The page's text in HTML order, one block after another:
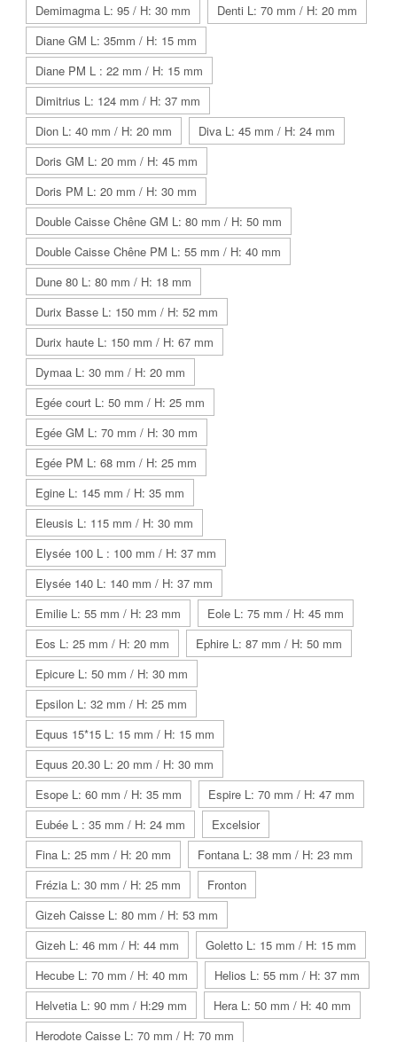
Demimagma L: 95 / H: 30 mm
Denti L: 70 mm / H: 20 mm
Diane GM L: 35mm / H: 15 mm
Diane PM L : 22 mm / H: 15 mm
Dimitrius L: 124 mm / H: 37 mm
Dion L: 40 mm / H: 20 mm
Diva L: 45 mm / H: 24 mm
Doris GM L: 20 mm / H: 45 mm
Doris PM L: 20 mm / H: 30 mm
Double Caisse Chêne GM L: 80 mm / H: 50 mm
Double Caisse Chêne PM L: 55 mm / H: 40 mm
Dune 80 L: 80 mm / H: 18 mm
Durix Basse L: 150 mm / H: 52 mm
Durix haute L: 150 mm / H: 67 mm
Dymaa L: 30 mm / H: 20 mm
Egée court L: 50 mm / H: 25 mm
Egée GM L: 70 mm / H: 30 mm
Egée PM L: 68 mm / H: 25 mm
Egine L: 145 mm / H: 35 mm
Eleusis L: 115 mm / H: 30 mm
Elysée 100 L : 100 mm / H: 37 mm
Elysée 140 L: 140 mm / H: 37 mm
Emilie L: 55 mm / H: 23 mm
Eole L: 75 mm / H: 45 mm
Eos L: 25 mm / H: 20 mm
Ephire L: 87 mm / H: 50 mm
Epicure L: 50 mm / H: 30 mm
Epsilon L: 32 mm / H: 25 mm
Equus 15*15 L: 15 mm / H: 15 mm
Equus 20.30 L: 20 mm / H: 30 mm
Esope L: 60 mm / H: 35 mm
Espire L: 70 mm / H: 47 mm
Eubée L : 35 mm / H: 24 mm
Excelsior
Fina L: 25 mm / H: 20 mm
Fontana L: 38 mm / H: 23 mm
Frézia L: 30 mm / H: 25 mm
Fronton
Gizeh Caisse L: 80 mm / H: 53 mm
Gizeh L: 46 mm / H: 44 mm
Goletto L: 15 mm / H: 15 mm
Hecube L: 70 mm / H: 40 mm
Helios L: 55 mm / H: 37 mm
Helvetia L: 90 mm / H:29 mm
Hera L: 50 mm / H: 40 mm
Herodote Caisse L: 70 mm / H: 70 mm